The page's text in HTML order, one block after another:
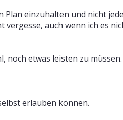
einzuhalten und nicht
auch wenn ich es
noch etwas leisten zu müssen.
erlauben können.